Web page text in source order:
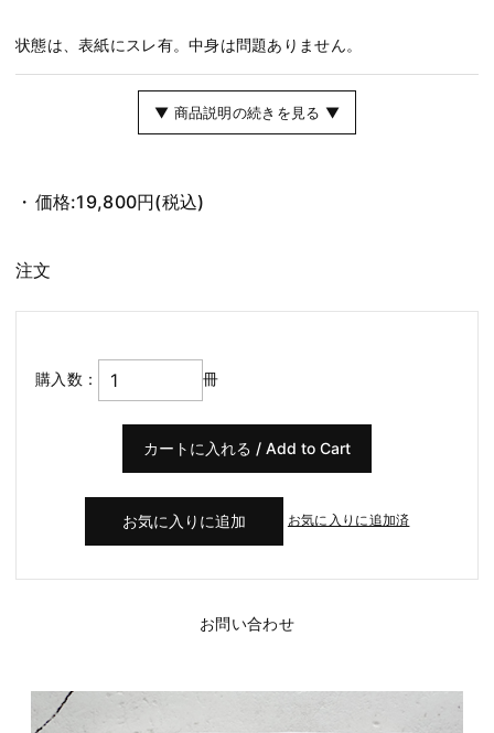
状態は、表紙にスレ有。中身は問題ありません。
▼ 商品説明の続きを見る ▼
価格:19,800円(税込)
注文
購入数： 冊
お気に入りに追加済
お問い合わせ